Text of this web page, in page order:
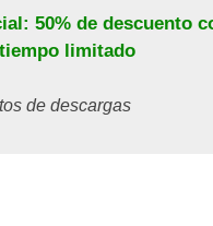
50% de descuento
limitado
de descargas